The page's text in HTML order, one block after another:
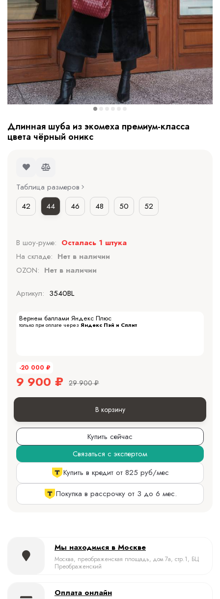
Длинная шуба из экомеха премиум-класса
цвета чёрный оникс
Таблица размеров
42
44 46 48 50 52
В шоу-руме: Осталась 1 штука
На складе: Нет в наличии
OZON: Нет в наличии
Артикул: 3540BL
Вернем баллами Яндекс Плюс
только при оплате через Яндекс Пэй и Сплит
-20 000 ₽
9 900 ₽ 29 900 ₽
В корзину
Купить сейчас
Связаться с экспертом
Купить в кредит от 825 руб/мес
Покупка в рассрочку от 3 до 6 мес.
Мы находимся в Москве
Москва, преображенская площадь, дом 7а, стр.1, БЦ
Преображенский
Оплата онлайн